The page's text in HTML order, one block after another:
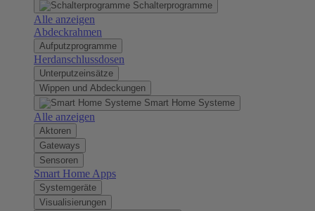
Schalterprogramme
Alle anzeigen
Abdeckrahmen
Aufputzprogramme
Herdanschlussdosen
Unterputzeinsätze
Wippen und Abdeckungen
Smart Home Systeme
Alle anzeigen
Aktoren
Gateways
Sensoren
Smart Home Apps
Systemgeräte
Visualisierungen